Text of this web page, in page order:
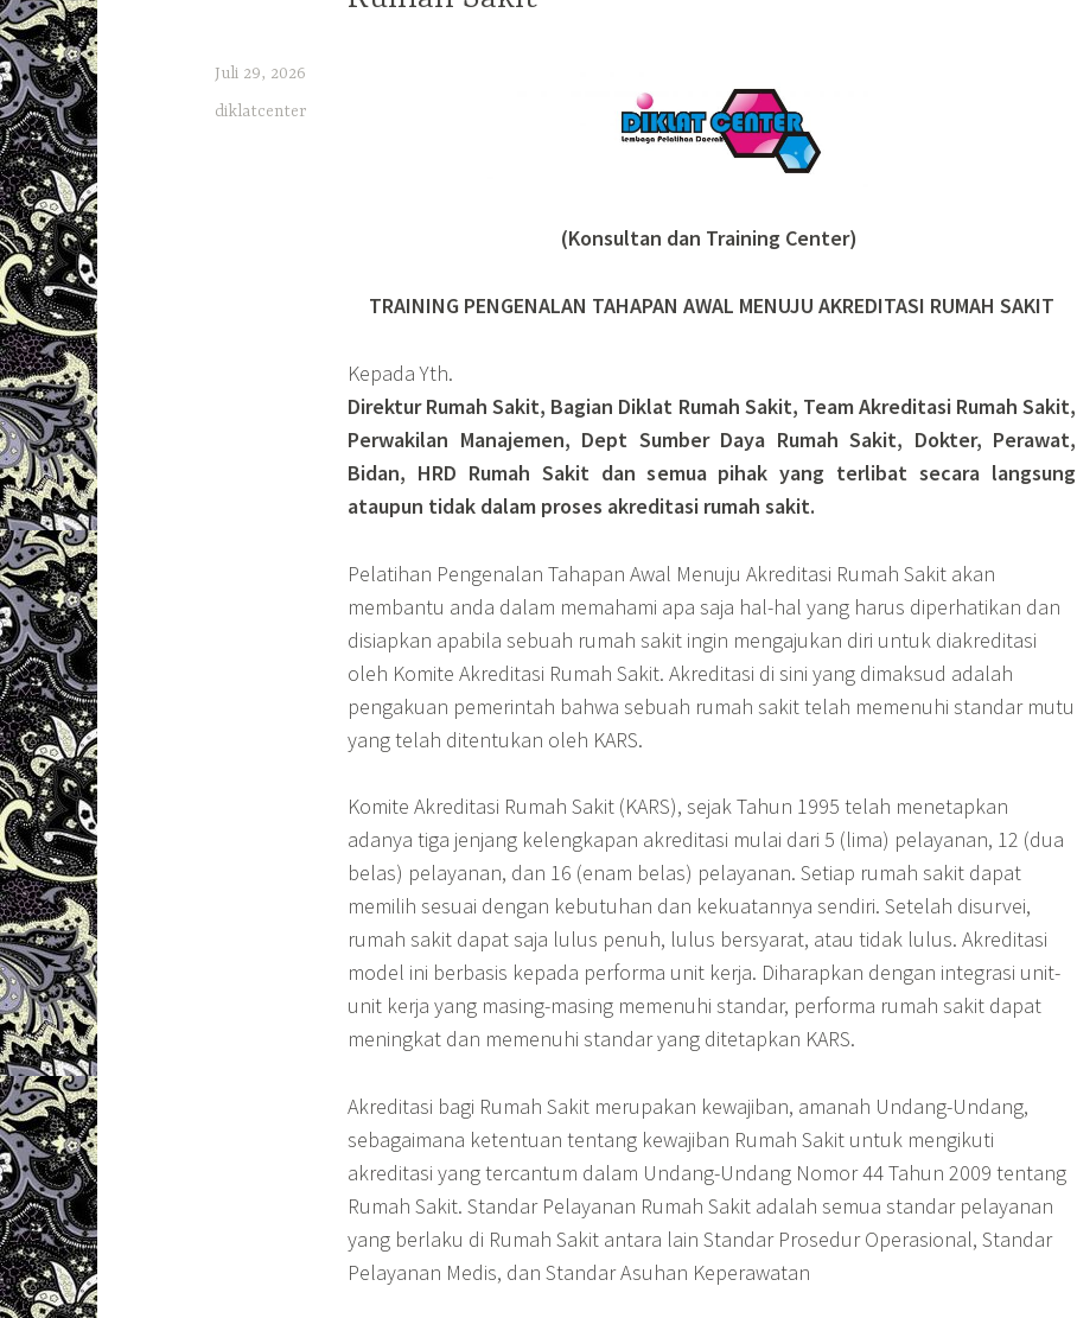
Juli 29, 2026
diklatcenter
(Konsultan dan Training Center)
TRAINING PENGENALAN TAHAPAN AWAL MENUJU AKREDITASI RUMAH SAKIT
Kepada Yth.
Direktur Rumah Sakit, Bagian Diklat Rumah Sakit, Team Akreditasi Rumah Sakit,
Perwakilan Manajemen, Dept Sumber Daya Rumah Sakit, Dokter, Perawat,
Bidan, HRD Rumah Sakit dan semua pihak yang terlibat secara langsung
ataupun tidak dalam proses akreditasi rumah sakit.
Pelatihan Pengenalan Tahapan Awal Menuju Akreditasi Rumah Sakit akan
membantu anda dalam memahami apa saja hal-hal yang harus diperhatikan dan
disiapkan apabila sebuah rumah sakit ingin mengajukan diri untuk diakreditasi
oleh Komite Akreditasi Rumah Sakit. Akreditasi di sini yang dimaksud adalah
pengakuan pemerintah bahwa sebuah rumah sakit telah memenuhi standar mutu
yang telah ditentukan oleh KARS.
Komite Akreditasi Rumah Sakit (KARS), sejak Tahun 1995 telah menetapkan
adanya tiga jenjang kelengkapan akreditasi mulai dari 5 (lima) pelayanan, 12 (dua
belas) pelayanan, dan 16 (enam belas) pelayanan. Setiap rumah sakit dapat
memilih sesuai dengan kebutuhan dan kekuatannya sendiri. Setelah disurvei,
rumah sakit dapat saja lulus penuh, lulus bersyarat, atau tidak lulus. Akreditasi
model ini berbasis kepada performa unit kerja. Diharapkan dengan integrasi unit-
unit kerja yang masing-masing memenuhi standar, performa rumah sakit dapat
meningkat dan memenuhi standar yang ditetapkan KARS.
Akreditasi bagi Rumah Sakit merupakan kewajiban, amanah Undang-Undang,
sebagaimana ketentuan tentang kewajiban Rumah Sakit untuk mengikuti
akreditasi yang tercantum dalam Undang-Undang Nomor 44 Tahun 2009 tentang
Rumah Sakit. Standar Pelayanan Rumah Sakit adalah semua standar pelayanan
yang berlaku di Rumah Sakit antara lain Standar Prosedur Operasional, Standar
Pelayanan Medis, dan Standar Asuhan Keperawatan